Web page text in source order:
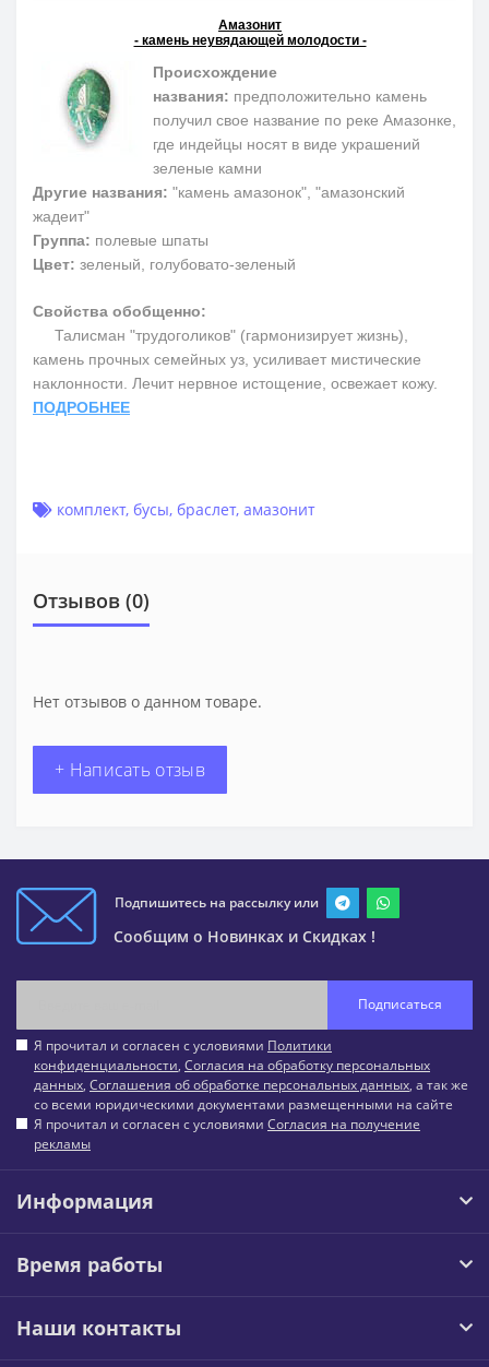
Амазонит
- камень неувядающей молодости -
Происхождение
названия: предположительно камень
получил свое название по реке Амазонке,
где индейцы носят в виде украшений
зеленые камни
Другие названия: "камень амазонок", "амазонский
жадеит"
Группа: полевые шпаты
Цвет: зеленый, голубовато-зеленый
Свойства обобщенно:
Талисман "трудоголиков" (гармонизирует жизнь),
камень прочных семейных уз, усиливает мистические
наклонности. Лечит нервное истощение, освежает кожу.
ПОДРОБНЕЕ
комплект, бусы, браслет, амазонит
Отзывов (0)
Нет отзывов о данном товаре.
+ Написать отзыв
Подпишитесь на рассылку или
Сообщим о Новинках и Скидках !
Подписаться
Я прочитал и согласен с условиями Политики
конфиденциальности, Согласия на обработку персональных
данных, Соглашения об обработке персональных данных, а так же
со всеми юридическими документами размещенными на сайте
Я прочитал и согласен с условиями Согласия на получение
рекламы
Информация
Время работы
Наши контакты